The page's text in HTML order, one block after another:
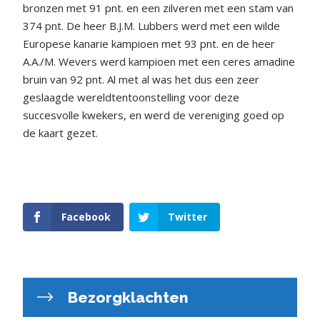
bronzen met 91 pnt. en een zilveren met een stam van
374 pnt. De heer B.J.M. Lubbers werd met een wilde
Europese kanarie kampioen met 93 pnt. en de heer
A.A./M. Wevers werd kampioen met een ceres amadine
bruin van 92 pnt. Al met al was het dus een zeer
geslaagde wereldtentoonstelling voor deze
succesvolle kwekers, en werd de vereniging goed op
de kaart gezet.
Facebook Twitter
Bezorgklachten